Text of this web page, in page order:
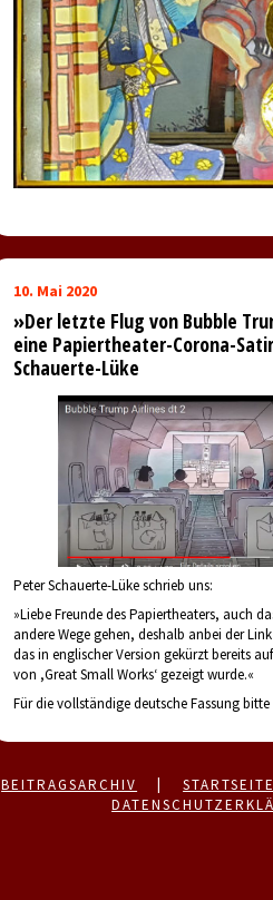
10. Mai 2020
»Der letzte Flug von Bubble
eine Papiertheater-Corona-
Schauerte-Lüke
Peter Schauerte-Lüke schrieb uns:
»Liebe Freunde des Papiertheaters, auch
andere Wege gehen, deshalb anbei der
das in englischer Version gekürzt bereits
von ,Great Small Works‘ gezeigt wurde.«
Für die vollständige deutsche Fassung
BEITRAGSARCHIV